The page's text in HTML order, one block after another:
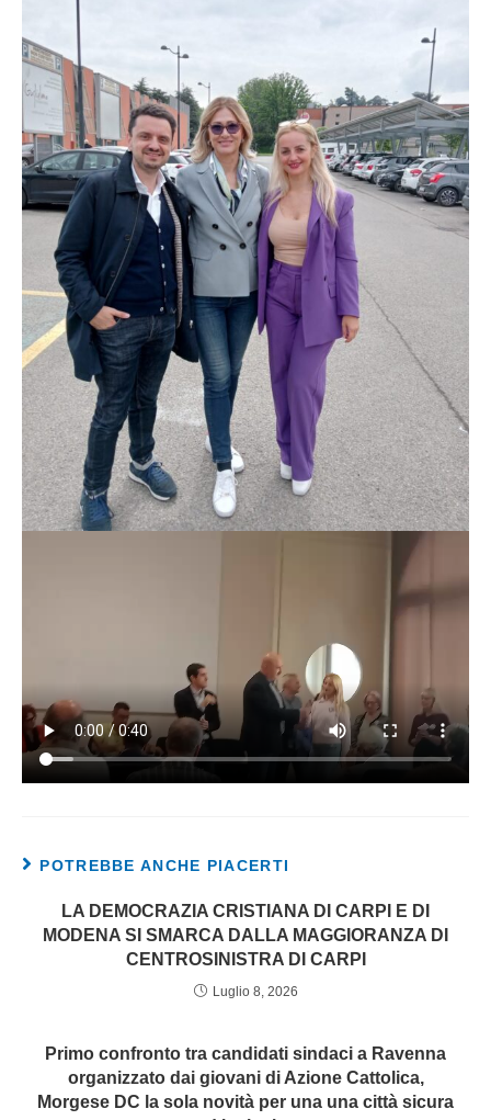
POTREBBE ANCHE PIACERTI
LA DEMOCRAZIA CRISTIANA DI CARPI E DI
MODENA SI SMARCA DALLA MAGGIORANZA DI
CENTROSINISTRA DI CARPI
Luglio 8, 2026
Primo confronto tra candidati sindaci a Ravenna
organizzato dai giovani di Azione Cattolica,
Morgese DC la sola novità per una una città sicura